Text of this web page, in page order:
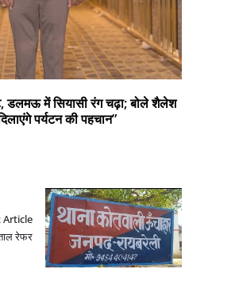
डलमऊ में सियासी रंग चढ़ा; बोले शैलेश
पर्यटन की पहचान”
Article
रेफर